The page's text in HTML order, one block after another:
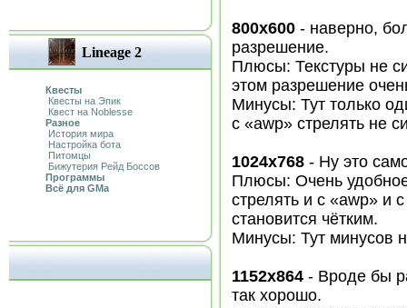
Lineage 2
Квесты
Квесты на Эпик
Квест на Noblesse
Разное
История мира
Настройка бота
Питомцы
Бижутерия Рейд Боссов
Программы
Всё для GMa
800x600 - наверно,
разрешение.
Плюсы: Текстуры не
этом разрешение
Минусы: Тут только
с «awp» стрелять не
1024х768 - Ну это
Плюсы: Очень
стрелять и с «awp» и
становится чётким.
Минусы: Тут минусов
1152х864 - Вроде бы
так хорошо.